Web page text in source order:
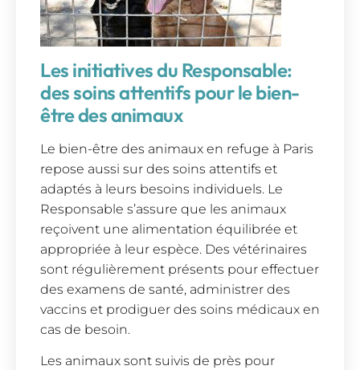
Les initiatives du Responsable:
des soins attentifs pour le bien-
être des animaux
Le bien-être des animaux en refuge à Paris
repose aussi sur des soins attentifs et
adaptés à leurs besoins individuels. Le
Responsable s’assure que les animaux
reçoivent une alimentation équilibrée et
appropriée à leur espèce. Des vétérinaires
sont régulièrement présents pour effectuer
des examens de santé, administrer des
vaccins et prodiguer des soins médicaux en
cas de besoin.
Les animaux sont suivis de près pour